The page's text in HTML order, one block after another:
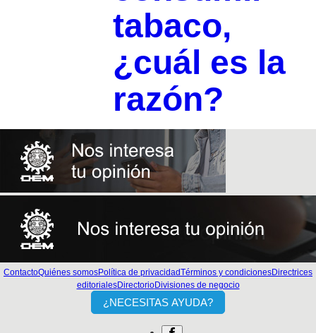
tabaco,
¿cuál es la
razón?
ContactoQuiénes somosPolítica de privacidadTérminos y condicionesDirectrices
editorialesDirectorioDivisiones de negocio
¿NECESITAS AYUDA?